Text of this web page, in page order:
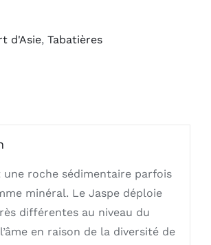
d'Asie, Tabatières
une roche sédimentaire parfois
minéral. Le Jaspe déploie
différentes au niveau du
en raison de la diversité de